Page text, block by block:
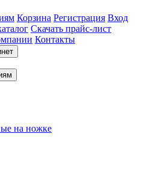
Корзина Регистрация Вход
Скачать прайс-лист
Контакты
на ножке